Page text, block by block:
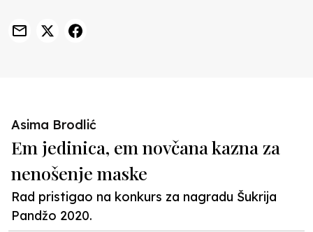
Asima Brodlić
Em jedinica, em novčana kazna za
nenošenje maske
Rad pristigao na konkurs za nagradu Šukrija
Pandžo 2020.